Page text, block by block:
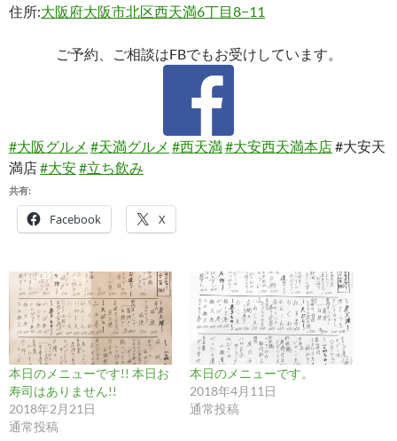
住所:大阪府大阪市北区西天満6丁目8−11
ご予約、ご相談はFBでもお受けしています。
#大阪グルメ #天満グルメ #西天満#大安西天満本店#大安天
満店#大安#立ち飲み
共有:
Facebook X
本日のメニューです!! 本日お
寿司はありません!!
2018年2月21日
通常投稿
本日のメニューです。
2018年4月11日
通常投稿